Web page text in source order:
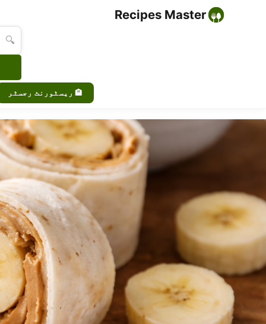
Recipes Master
🔍
🏨 ریسٹورنٹ رجسٹر